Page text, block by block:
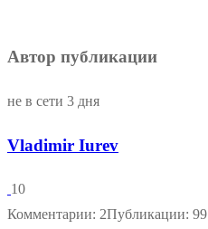
Автор публикации
не в сети 3 дня
Vladimir Iurev
10
Комментарии: 2Публикации: